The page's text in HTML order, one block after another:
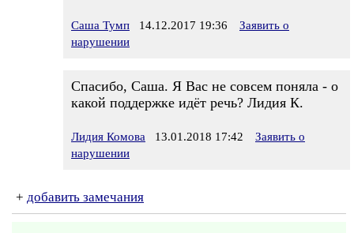
Саша Тумп 14.12.2017 19:36
Заявить о
нарушении
Спасибо, Саша. Я Вас не совсем поняла - о
какой поддержке идёт речь? Лидия К.
Лидия Комова 13.01.2018 17:42
Заявить о
нарушении
+ добавить замечания